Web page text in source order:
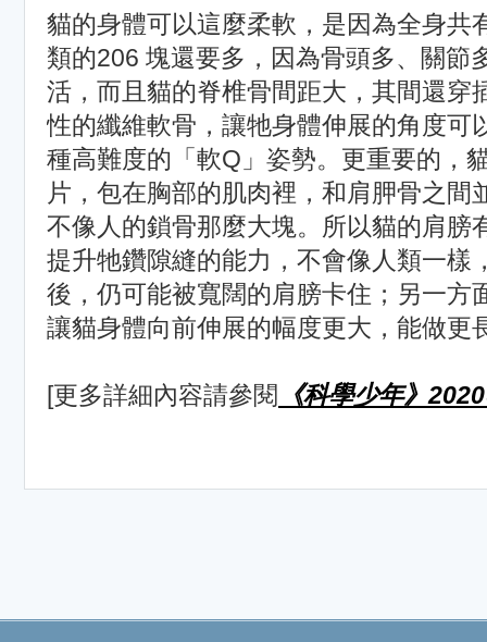
貓的身體可以這麼柔軟，是因為全身共
類的206 塊還要多，因為骨頭多、關節
活，而且貓的脊椎骨間距大，其間還穿
性的纖維軟骨，讓牠身體伸展的角度可
種高難度的「軟Q」姿勢。更重要的，
片，包在胸部的肌肉裡，和肩胛骨之間
不像人的鎖骨那麼大塊。所以貓的肩膀
提升牠鑽隙縫的能力，不會像人類一樣
後，仍可能被寬闊的肩膀卡住；另一方
讓貓身體向前伸展的幅度更大，能做更
[更多詳細內容請參閱 《科學少年》